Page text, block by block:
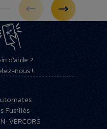
d’aide ?
nous !
Fusillés
VERCORS